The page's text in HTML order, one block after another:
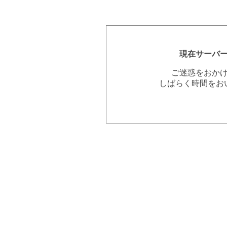
現在サーバ
ご迷惑をおか
しばらく時間を